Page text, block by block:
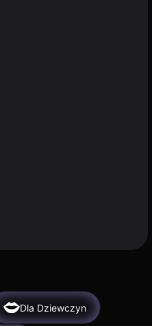
Dla Dziewczyn